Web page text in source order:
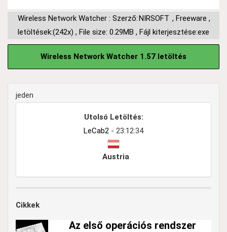
Wireless Network Watcher : Szerző:NIRSOFT , Freeware ,
letöltések:(242x) , File size: 0.29MB , Fájl kiterjesztése:exe
Wireless Network Watcher 1.57 letöltés
jeden
Utolsó Letöltés:
LeCab2 - 23:12:34
Austria
Cikkek
Az első operációs rendszer